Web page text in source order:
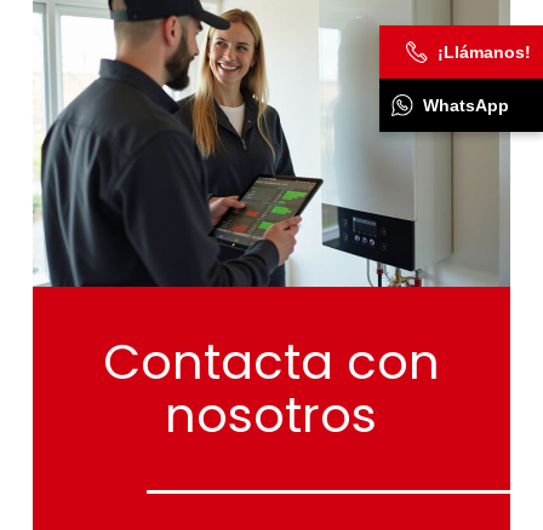
Contacta con
nosotros
¡Llámanos!
WhatsApp